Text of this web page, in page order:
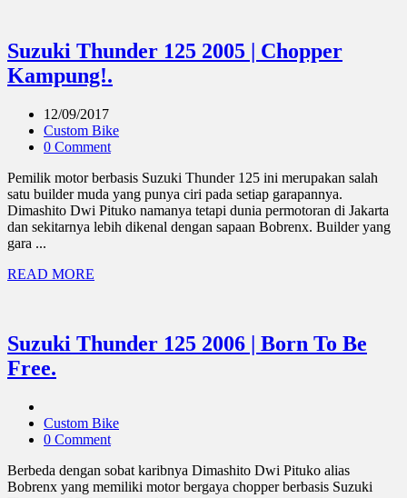
Suzuki Thunder 125 2005 | Chopper
Kampung!.
12/09/2017
Custom Bike
0 Comment
Pemilik motor berbasis Suzuki Thunder 125 ini merupakan salah
satu builder muda yang punya ciri pada setiap garapannya.
Dimashito Dwi Pituko namanya tetapi dunia permotoran di Jakarta
dan sekitarnya lebih dikenal dengan sapaan Bobrenx. Builder yang
gara ...
READ MORE
Suzuki Thunder 125 2006 | Born To Be
Free.
Custom Bike
0 Comment
Berbeda dengan sobat karibnya Dimashito Dwi Pituko alias
Bobrenx yang memiliki motor bergaya chopper berbasis Suzuki